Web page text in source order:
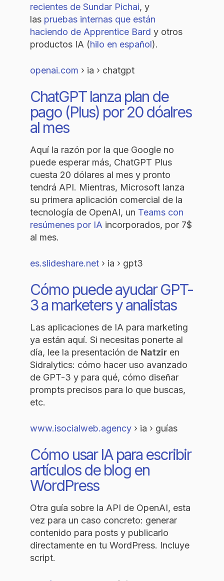
recientes de Sundar Pichai, y
las pruebas internas que están
haciendo de Apprentice Bard y otros
productos IA (hilo en español).
openai.com › ia › chatgpt
ChatGPT lanza plan de
pago (Plus) por 20 dóalres
al mes
Aquí la razón por la que Google no
puede esperar más, ChatGPT Plus
cuesta 20 dólares al mes y pronto
tendrá API. Mientras, Microsoft lanza
su primera aplicación comercial de la
tecnología de OpenAI, un Teams con
resúmenes por IA incorporados, por 7$
al mes.
es.slideshare.net › ia › gpt3
Cómo puede ayudar GPT-
3 a marketers y analistas
Las aplicaciones de IA para marketing
ya están aquí. Si necesitas ponerte al
día, lee la presentación de Natzir en
Sidralytics: cómo hacer uso avanzado
de GPT-3 y para qué, cómo diseñar
prompts precisos para lo que buscas,
etc.
www.isocialweb.agency › ia › guías
Cómo usar IA para escribir
artículos de blog en
WordPress
Otra guía sobre la API de OpenAI, esta
vez para un caso concreto: generar
contenido para posts y publicarlo
directamente en tu WordPress. Incluye
script.